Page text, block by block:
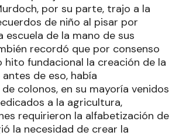
por su parte, trajo a la
de niño al pisar por
escuela de la mano de sus
recordó que por consenso
hito fundacional la creación de la
de eso, había
colonos, en su mayoría venidos
a la agricultura,
requirieron la alfabetización de
la necesidad de crear la